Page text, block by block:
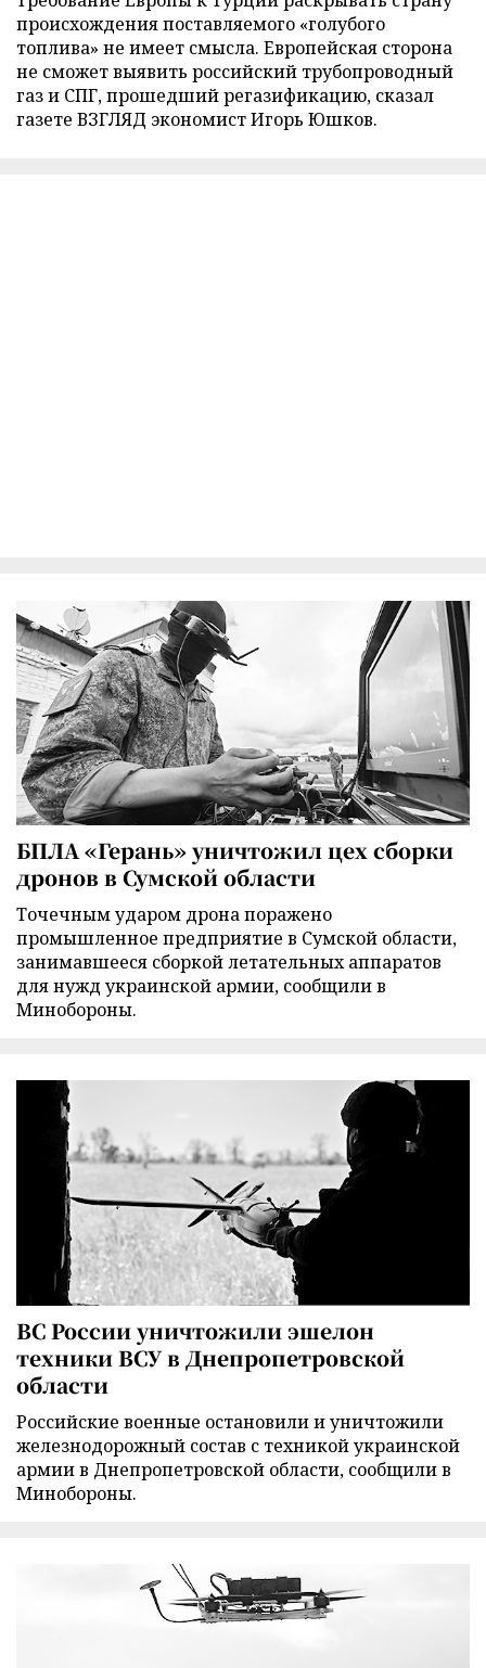
происхождения поставляемого «голубого
топлива» не имеет смысла. Европейская сторона
не сможет выявить российский трубопроводный
газ и СПГ, прошедший регазификацию, сказал
газете ВЗГЛЯД экономист Игорь Юшков.
БПЛА «Герань» уничтожил цех сборки
дронов в Сумской области
Точечным ударом дрона поражено
промышленное предприятие в Сумской области,
занимавшееся сборкой летательных аппаратов
для нужд украинской армии, сообщили в
Минобороны.
ВС России уничтожили эшелон
техники ВСУ в Днепропетровской
области
Российские военные остановили и уничтожили
железнодорожный состав с техникой украинской
армии в Днепропетровской области, сообщили в
Минобороны.